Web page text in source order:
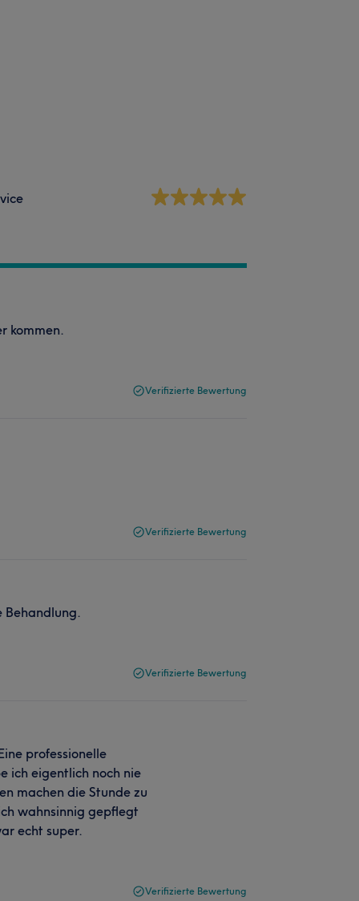
kommen.
Verifizierte Bewertung
Verifizierte Bewertung
Behandlung.
Verifizierte Bewertung
professionelle
ich eigentlich noch nie
machen die Stunde zu
wahnsinnig gepflegt
echt super.
Verifizierte Bewertung